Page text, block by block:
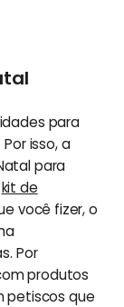
para
isso, a
para
kit de
você fizer, o
Por
produtos
petiscos que